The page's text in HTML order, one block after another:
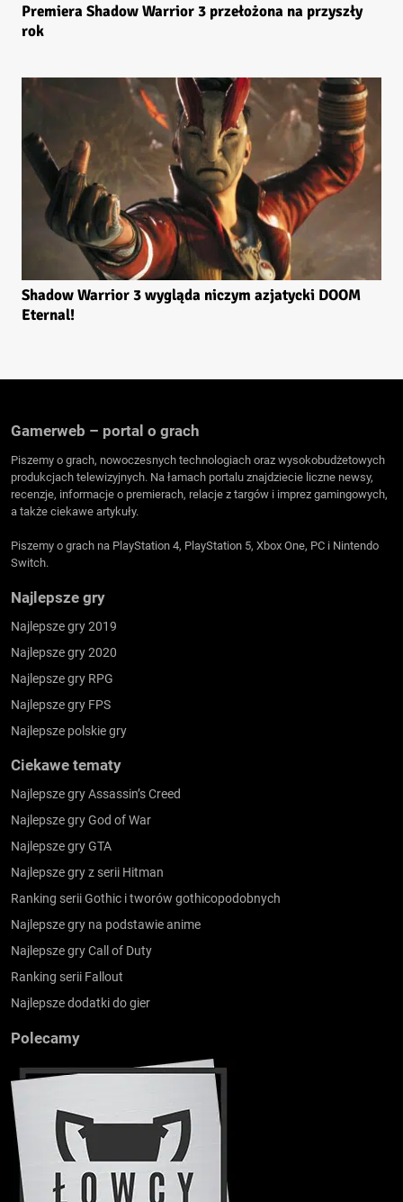
Premiera Shadow Warrior 3 przełożona na przyszły
rok
Shadow Warrior 3 wygląda niczym azjatycki DOOM
Eternal!
Gamerweb – portal o grach
Piszemy o grach, nowoczesnych technologiach oraz wysokobudżetowych
produkcjach telewizyjnych. Na łamach portalu znajdziecie liczne newsy,
recenzje, informacje o premierach, relacje z targów i imprez gamingowych,
a także ciekawe artykuły.
Piszemy o grach na PlayStation 4, PlayStation 5, Xbox One, PC i Nintendo
Switch.
Najlepsze gry
Najlepsze gry 2019
Najlepsze gry 2020
Najlepsze gry RPG
Najlepsze gry FPS
Najlepsze polskie gry
Ciekawe tematy
Najlepsze gry Assassin’s Creed
Najlepsze gry God of War
Najlepsze gry GTA
Najlepsze gry z serii Hitman
Ranking serii Gothic i tworów gothicopodobnych
Najlepsze gry na podstawie anime
Najlepsze gry Call of Duty
Ranking serii Fallout
Najlepsze dodatki do gier
Polecamy